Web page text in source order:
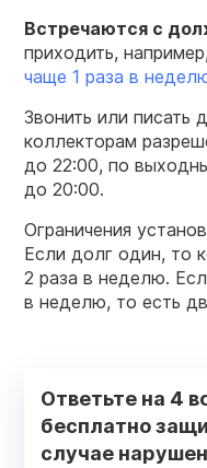
Встречаются с
приходить,
чаще 1 раза в
Звонить или писать
коллекторам
до 22:00, по
до 20:00.
Ограничения
Если долг один, то
2 раза в неделю.
в неделю, то есть
Ответьте на 4
бесплатно
случае